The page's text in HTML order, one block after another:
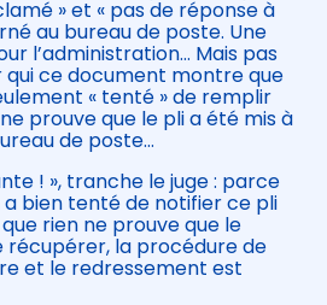
» et « pas de réponse à
au bureau de poste. Une
l’administration… Mais pas
qui ce document montre que
« tenté » de remplir
prouve que le pli a été mis à
de poste…
! », tranche le juge : parce
a bien tenté de notifier ce pli
rien ne prouve que le
récupérer, la procédure de
et le redressement est